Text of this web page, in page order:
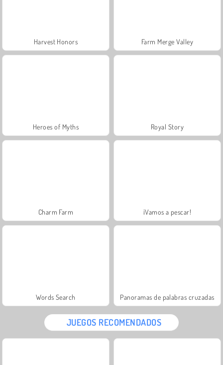
Harvest Honors Farm Merge Valley
Heroes of Myths Royal Story
Charm Farm ¡Vamos a pescar!
Words Search Panoramas de palabras cruzadas
JUEGOS RECOMENDADOS